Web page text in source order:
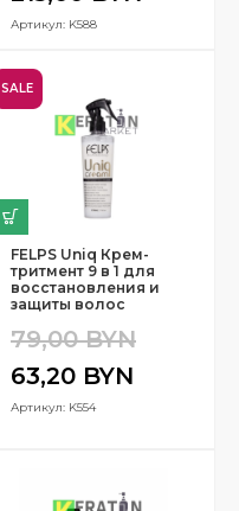
Артикул: K588
SALE
FELPS Uniq Крем-
тритмент 9 в 1 для
восстановления и
защиты волос
79,00BYN
63,20 BYN
Артикул: K554